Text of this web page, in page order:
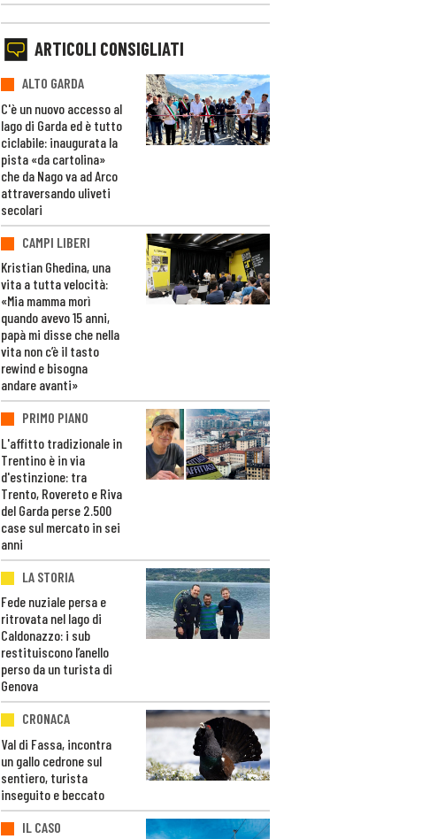
ARTICOLI CONSIGLIATI
ALTO GARDA
C'è un nuovo accesso al
lago di Garda ed è tutto
ciclabile: inaugurata la
pista «da cartolina»
che da Nago va ad Arco
attraversando uliveti
secolari
CAMPI LIBERI
Kristian Ghedina, una
vita a tutta velocità:
«Mia mamma morì
quando avevo 15 anni,
papà mi disse che nella
vita non c’è il tasto
rewind e bisogna
andare avanti»
PRIMO PIANO
L'affitto tradizionale in
Trentino è in via
d'estinzione: tra
Trento, Rovereto e Riva
del Garda perse 2.500
case sul mercato in sei
anni
LA STORIA
Fede nuziale persa e
ritrovata nel lago di
Caldonazzo: i sub
restituiscono l’anello
perso da un turista di
Genova
CRONACA
Val di Fassa, incontra
un gallo cedrone sul
sentiero, turista
inseguito e beccato
IL CASO